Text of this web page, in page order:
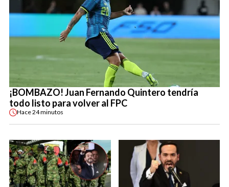
¡BOMBAZO! Juan Fernando Quintero tendría
todo listo para volver al FPC
Hace24 minutos